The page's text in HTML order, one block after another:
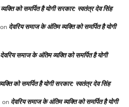
को समर्पित है योगी सरकार: स्वतंत्र देव सिंह
on देवरिय समाज के अंतिम व्यक्ति को समर्पित है योगी
देवरिय समाज के अंतिम व्यक्ति को समर्पित है योगी
को समर्पित है योगी सरकार: स्वतंत्र देव सिंह
on देवरिय समाज के अंतिम व्यक्ति को समर्पित है योगी